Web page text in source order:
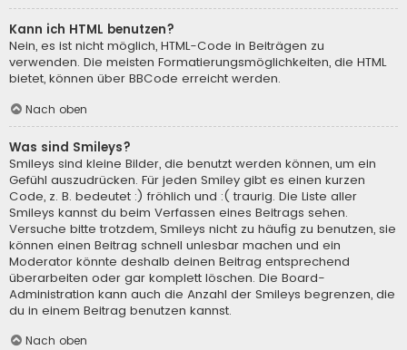
Kann ich HTML benutzen?
Nein, es ist nicht möglich, HTML-Code in Beiträgen zu
verwenden. Die meisten Formatierungsmöglichkeiten, die HTML
bietet, können über BBCode erreicht werden.
Nach oben
Was sind Smileys?
Smileys sind kleine Bilder, die benutzt werden können, um ein
Gefühl auszudrücken. Für jeden Smiley gibt es einen kurzen
Code, z. B. bedeutet :) fröhlich und :( traurig. Die Liste aller
Smileys kannst du beim Verfassen eines Beitrags sehen.
Versuche bitte trotzdem, Smileys nicht zu häufig zu benutzen, sie
können einen Beitrag schnell unlesbar machen und ein
Moderator könnte deshalb deinen Beitrag entsprechend
überarbeiten oder gar komplett löschen. Die Board-
Administration kann auch die Anzahl der Smileys begrenzen, die
du in einem Beitrag benutzen kannst.
Nach oben